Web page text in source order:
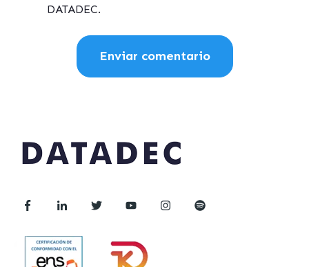
DATADEC.